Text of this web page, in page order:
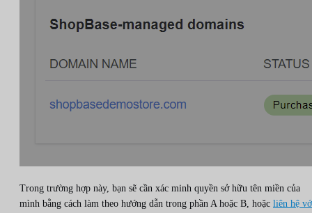
Trong trường hợp này, bạn sẽ cần xác minh quyền sở hữu tên miền của
mình bằng cách làm theo hướng dẫn trong phần A hoặc B, hoặc liên hệ